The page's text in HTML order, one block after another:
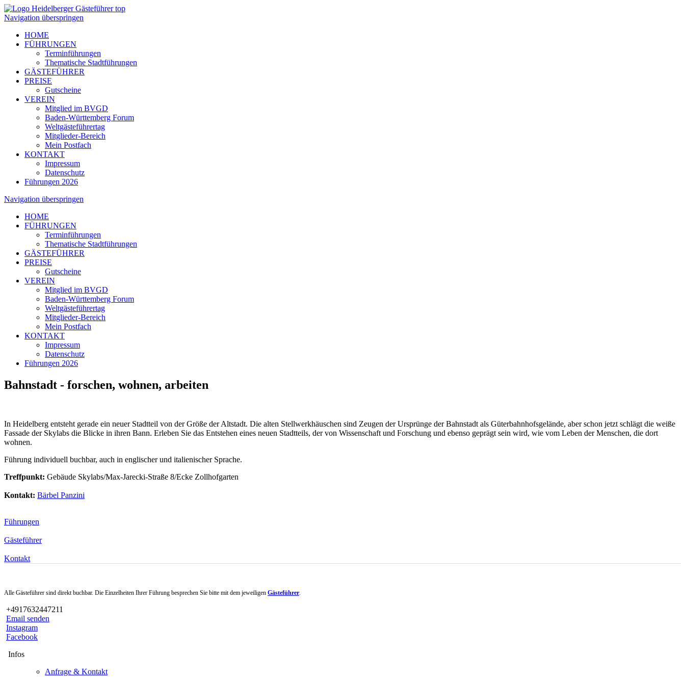
Navigation überspringen
HOME
FÜHRUNGEN
Terminführungen
Thematische Stadtführungen
GÄSTEFÜHRER
PREISE
Gutscheine
VEREIN
Mitglied im BVGD
Baden-Württemberg Forum
Weltgästeführertag
Mitglieder-Bereich
Mein Postfach
KONTAKT
Impressum
Datenschutz
Führungen 2026
Navigation überspringen
HOME
FÜHRUNGEN
Terminführungen
Thematische Stadtführungen
GÄSTEFÜHRER
PREISE
Gutscheine
VEREIN
Mitglied im BVGD
Baden-Württemberg Forum
Weltgästeführertag
Mitglieder-Bereich
Mein Postfach
KONTAKT
Impressum
Datenschutz
Führungen 2026
Bahnstadt - forschen, wohnen, arbeiten
In Heidelberg entsteht gerade ein neuer Stadtteil von der Größe der Altstadt. Die alten Stellwerkhäuschen sind Zeugen der Ursprünge der Bahnstadt als Güterbahnhofsgelände, aber schon jetzt schlägt die weiße
Fassade der Skylabs die Blicke in ihren Bann. Erleben Sie das Entstehen eines neuen Stadtteils, der von Wissenschaft und Forschung und ebenso geprägt sein wird, wie vom Leben der Menschen, die dort
wohnen.
Führung individuell buchbar, auch in englischer und italienischer Sprache.
Treffpunkt: Gebäude Skylabs/Max-Jarecki-Straße 8/Ecke Zollhofgarten
Kontakt: Bärbel Panzini
Führungen
Gästeführer
Kontakt
Alle Gästeführer sind direkt buchbar. Die Einzelheiten Ihrer Führung besprechen Sie bitte mit dem jeweiligen Gästeführer.
+4917632447211
Email senden
Instagram
Facebook
Infos
Anfrage & Kontakt